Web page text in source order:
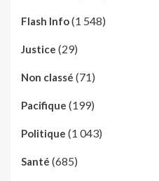
Flash Info(1 548)
Justice (29)
Non classé (71)
Pacifique (199)
Politique (1 043)
Santé (685)